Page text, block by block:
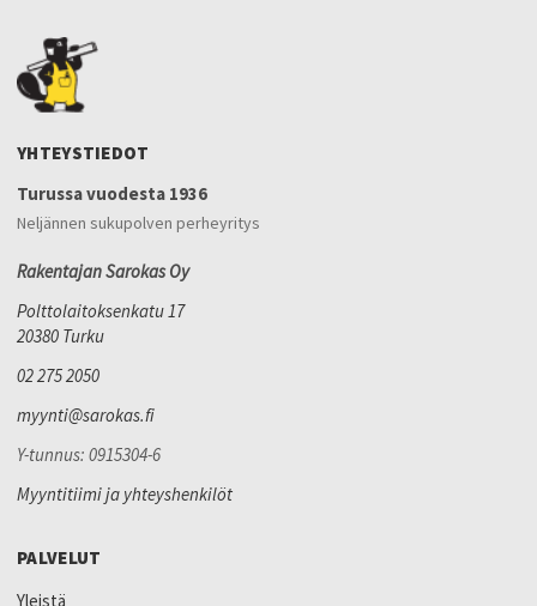
YHTEYSTIEDOT
Turussa vuodesta 1936
Neljännen sukupolven perheyritys
Rakentajan Sarokas Oy
Polttolaitoksenkatu 17
20380 Turku
02 275 2050
myynti@sarokas.fi
Y-tunnus: 0915304-6
Myyntitiimi ja yhteyshenkilöt
PALVELUT
Yleistä